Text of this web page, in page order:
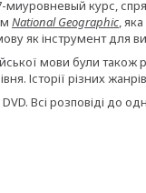
миуровневый курс,
National Geographic,
як інструмент для
мови були також
Історії різних
Всі розповіді до